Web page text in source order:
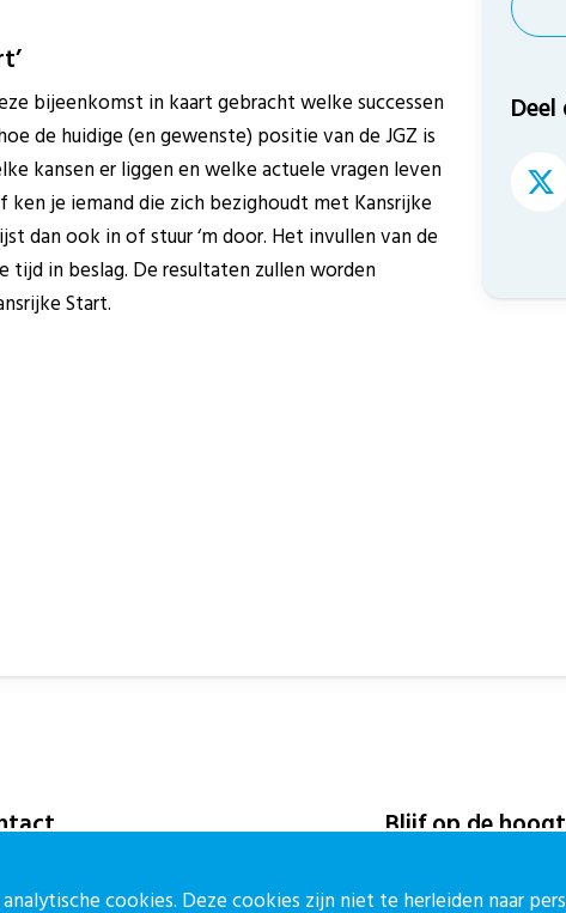
bijeenkomst in kaart gebracht welke successen
de huidige (en gewenste) positie van de JGZ is
kansen er liggen en welke actuele vragen leven
je iemand die zich bezighoudt met Kansrijke
dan ook in of stuur ‘m door. Het invullen van de
tijd in beslag. De resultaten zullen worden
Start.
Blijf op de
cookies. Deze cookies zijn niet te herleiden naar